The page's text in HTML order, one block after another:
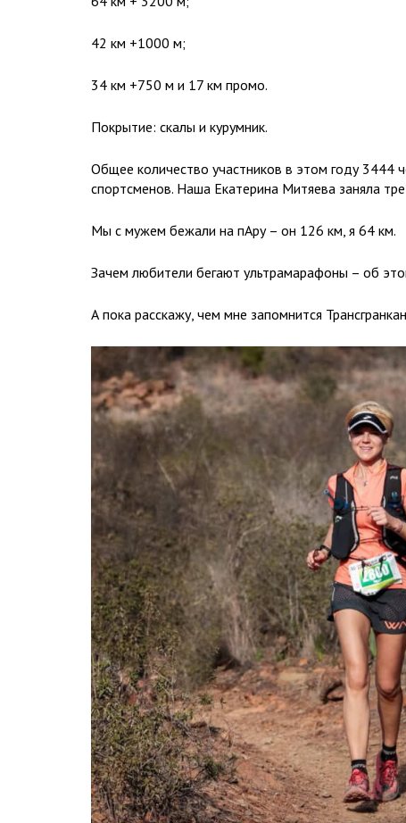
42 км +1000 м;
34 км +750 м и 17 км промо.
Покрытие: скалы и курумник.
Общее количество участников в этом году 3444
спортсменов. Наша Екатерина Митяева заняла
Мы с мужем бежали на пАру – он 126 км, я 64 км.
Зачем любители бегают ультрамарафоны – об
А пока расскажу, чем мне запомнится